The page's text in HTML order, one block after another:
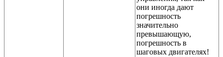
они иногда дают
погрешность
значительно
превышающую,
погрешность в
шаговых двигателях!